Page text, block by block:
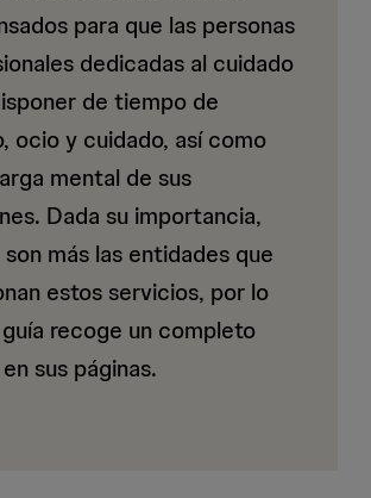
para que las personas
dedicadas al cuidado
de tiempo de
ocio y cuidado, así como
mental de sus
Dada su importancia,
más las entidades que
estos servicios, por lo
recoge un completo
sus páginas.